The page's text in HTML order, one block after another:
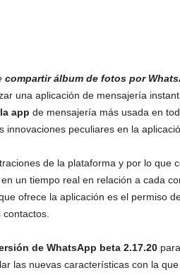
compartir álbum de fotos por
una aplicación de mensajería
app de mensajería más usada en
innovaciones peculiares en la
de la plataforma y por lo que
un tiempo real en relación a cada
ofrece la aplicación es el permiso
de WhatsApp beta 2.17.20
las nuevas características con la